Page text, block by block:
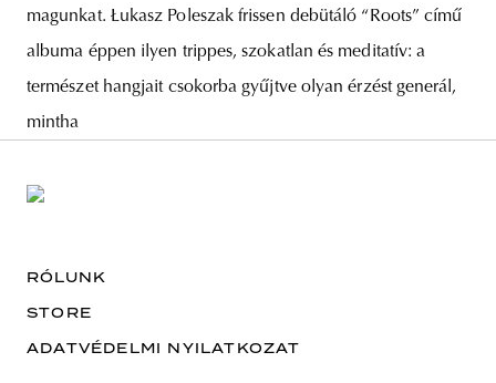
magunkat. Łukasz Poleszak frissen debütáló “Roots” című
albuma éppen ilyen trippes, szokatlan és meditatív: a
természet hangjait csokorba gyűjtve olyan érzést generál,
mintha
RÓLUNK
STORE
ADATVÉDELMI NYILATKOZAT